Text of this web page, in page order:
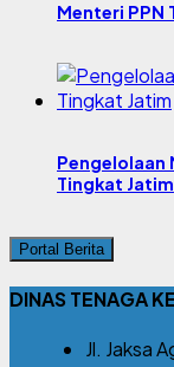
Menteri PPN
Pengelolaan
Tingkat Jatim
Portal Berita
DINAS TENAGA
Jl. Jaksa